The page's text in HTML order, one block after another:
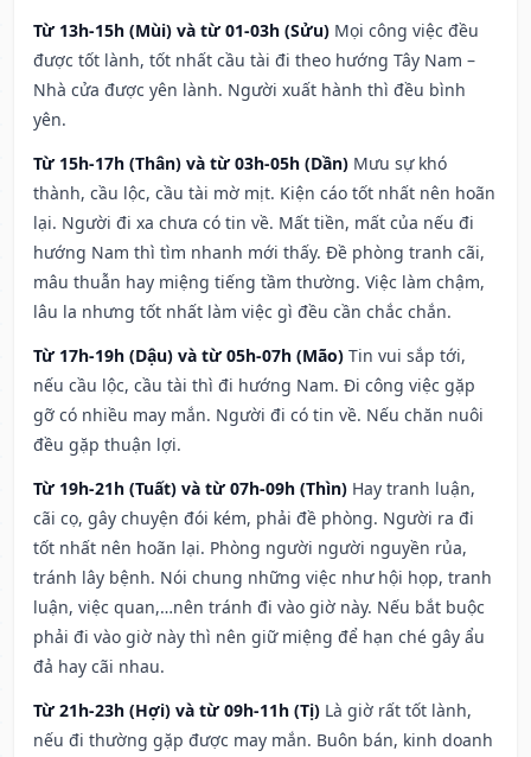
Từ 13h-15h (Mùi) và từ 01-03h (Sửu) Mọi công việc đều
được tốt lành, tốt nhất cầu tài đi theo hướng Tây Nam –
Nhà cửa được yên lành. Người xuất hành thì đều bình
yên.
Từ 15h-17h (Thân) và từ 03h-05h (Dần) Mưu sự khó
thành, cầu lộc, cầu tài mờ mịt. Kiện cáo tốt nhất nên hoãn
lại. Người đi xa chưa có tin về. Mất tiền, mất của nếu đi
hướng Nam thì tìm nhanh mới thấy. Đề phòng tranh cãi,
mâu thuẫn hay miệng tiếng tầm thường. Việc làm chậm,
lâu la nhưng tốt nhất làm việc gì đều cần chắc chắn.
Từ 17h-19h (Dậu) và từ 05h-07h (Mão) Tin vui sắp tới,
nếu cầu lộc, cầu tài thì đi hướng Nam. Đi công việc gặp
gỡ có nhiều may mắn. Người đi có tin về. Nếu chăn nuôi
đều gặp thuận lợi.
Từ 19h-21h (Tuất) và từ 07h-09h (Thìn) Hay tranh luận,
cãi cọ, gây chuyện đói kém, phải đề phòng. Người ra đi
tốt nhất nên hoãn lại. Phòng người người nguyền rủa,
tránh lây bệnh. Nói chung những việc như hội họp, tranh
luận, việc quan,…nên tránh đi vào giờ này. Nếu bắt buộc
phải đi vào giờ này thì nên giữ miệng để hạn ché gây ẩu
đả hay cãi nhau.
Từ 21h-23h (Hợi) và từ 09h-11h (Tị) Là giờ rất tốt lành,
nếu đi thường gặp được may mắn. Buôn bán, kinh doanh